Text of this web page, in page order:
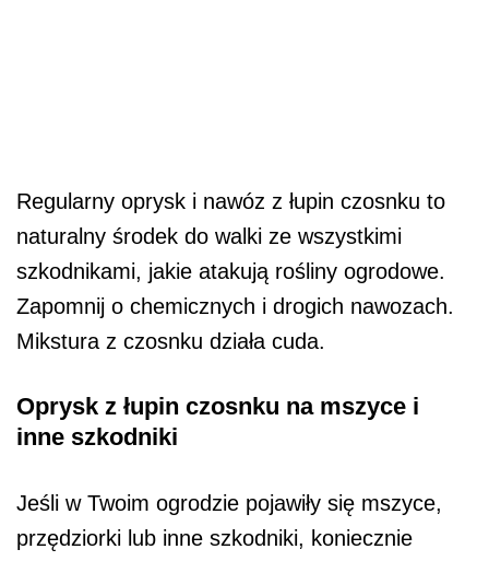
Regularny oprysk i nawóz z łupin czosnku to
naturalny środek do walki ze wszystkimi
szkodnikami, jakie atakują rośliny ogrodowe.
Zapomnij o chemicznych i drogich nawozach.
Mikstura z czosnku działa cuda.
Oprysk z łupin czosnku na mszyce i
inne szkodniki
Jeśli w Twoim ogrodzie pojawiły się mszyce,
przędziorki lub inne szkodniki, koniecznie